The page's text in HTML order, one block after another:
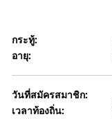
กระทู้:
อายุ:
วันที่สมัครสมาชิก:
เวลาท้องถิ่น: